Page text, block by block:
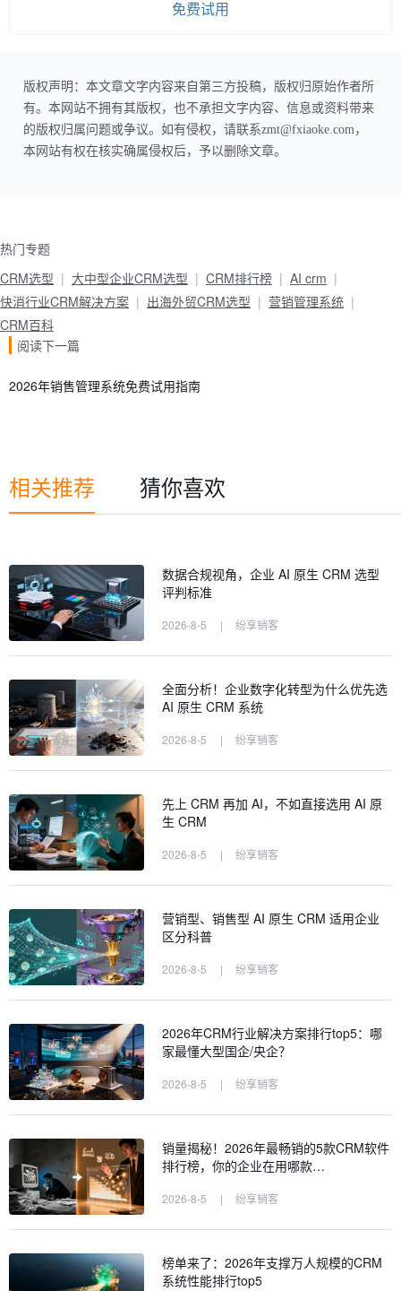
免费试用
版权声明：本文章文字内容来自第三方投稿，版权归原始作者所
有。本网站不拥有其版权，也不承担文字内容、信息或资料带来
的版权归属问题或争议。如有侵权，请联系zmt@fxiaoke.com，
本网站有权在核实确属侵权后，予以删除文章。
热门专题
CRM选型
大中型企业CRM选型 CRM排行榜
AI crm
快消行业CRM解决方案
出海外贸CRM选型
营销管理系统
CRM百科
阅读下一篇
2026年销售管理系统免费试用指南
相关推荐 猜你喜欢
数据合规视角，企业 AI 原生 CRM 选型
评判标准
2026-8-5 | 纷享销客
全面分析！企业数字化转型为什么优先选
AI 原生 CRM 系统
2026-8-5 | 纷享销客
先上 CRM 再加 AI，不如直接选用 AI 原
生 CRM
2026-8-5 | 纷享销客
营销型、销售型 AI 原生 CRM 适用企业
区分科普
2026-8-5 | 纷享销客
2026年CRM行业解决方案排行top5：哪
家最懂大型国企/央企？
2026-8-5 | 纷享销客
销量揭秘！2026年最畅销的5款CRM软件
排行榜，你的企业在用哪款…
2026-8-5 | 纷享销客
榜单来了：2026年支撑万人规模的CRM
系统性能排行top5